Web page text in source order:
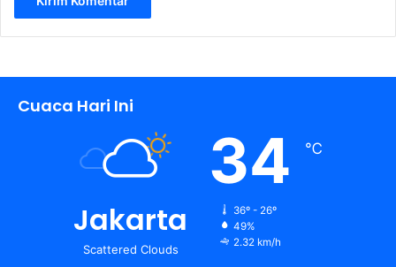
Cuaca Hari Ini
Jakarta
Scattered Clouds
34 ℃
36º - 26º
49%
2.32 km/h